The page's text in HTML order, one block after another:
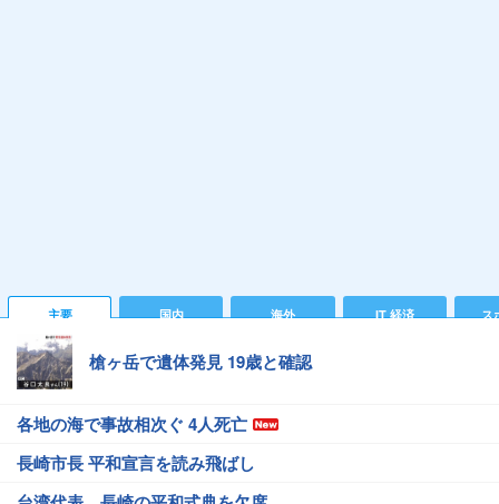
主要 国内 海外 IT 経済 ス
槍ヶ岳で遺体発見 19歳と確認
各地の海で事故相次ぐ 4人死亡
長崎市長 平和宣言を読み飛ばし